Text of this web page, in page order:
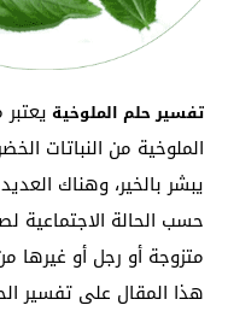
تفسير حلم الملوخية
الملوخية من النباتات
يبشر بالخير، وهناك
حسب الحالة الاجتماعية
متزوجة أو رجل أو غيرها
هذا المقال على تفسير